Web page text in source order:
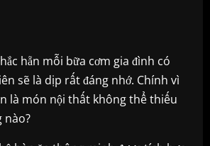
hẵn mỗi bữa cơm gia đình có
sẽ là dịp rất đáng nhớ. Chính vì
là món nội thất không thể thiếu
nào?